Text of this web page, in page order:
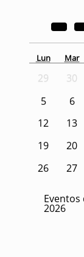
Lun Mar
29 30
5
6
12
13
19
20
26
27
2026